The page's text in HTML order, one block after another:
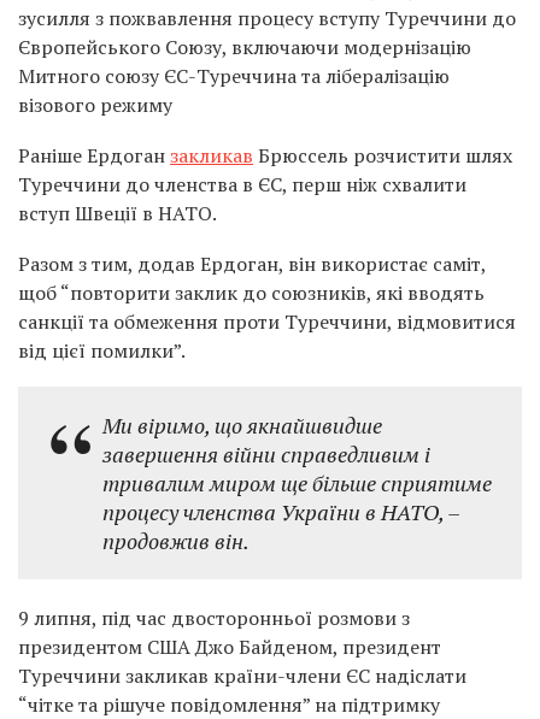
зусилля з пожвавлення процесу вступу Туреччини до
Європейського Союзу, включаючи модернізацію
Митного союзу ЄС-Туреччина та лібералізацію
візового режиму
Раніше Ердоганзакликав Брюссель розчистити шлях
Туреччини до членства в ЄС, перш ніж схвалити
вступ Швеції в НАТО.
Разом з тим, додав Ердоган, він використає саміт,
щоб “повторити заклик до союзників, які вводять
санкції та обмеження проти Туреччини, відмовитися
від цієї помилки”.
Ми віримо, що якнайшвидше
завершення війни справедливим і
тривалим миром ще більше сприятиме
процесу членства України в НАТО, –
продовжив він.
9 липня, під час двосторонньої розмови з
президентом США Джо Байденом, президент
Туреччини закликав країни-члени ЄС надіслати
“чітке та рішуче повідомлення” на підтримку